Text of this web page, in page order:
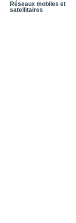
Réseaux mobiles et
satellitaires